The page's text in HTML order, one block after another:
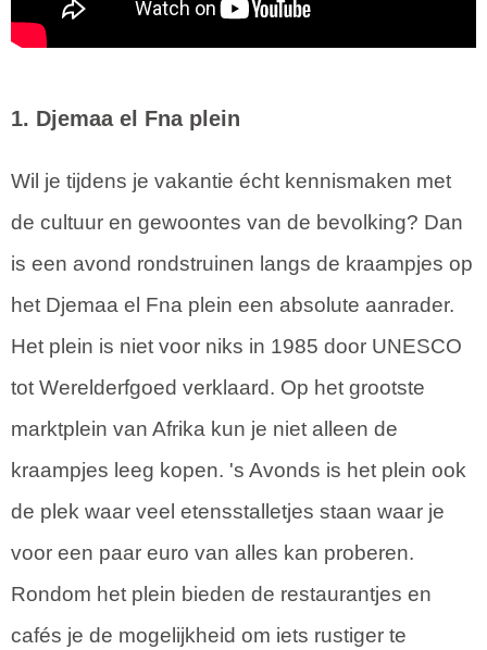
1. Djemaa el Fna plein
Wil je tijdens je vakantie écht kennismaken met
de cultuur en gewoontes van de bevolking? Dan
is een avond rondstruinen langs de kraampjes op
het Djemaa el Fna plein een absolute aanrader.
Het plein is niet voor niks in 1985 door UNESCO
tot Werelderfgoed verklaard. Op het grootste
marktplein van Afrika kun je niet alleen de
kraampjes leeg kopen. 's Avonds is het plein ook
de plek waar veel etensstalletjes staan waar je
voor een paar euro van alles kan proberen.
Rondom het plein bieden de restaurantjes en
cafés je de mogelijkheid om iets rustiger te